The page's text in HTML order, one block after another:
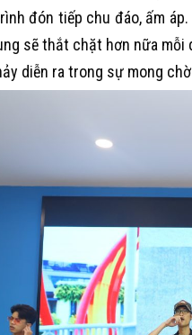
đón tiếp chu đáo, ấm
sẽ thắt chặt hơn nữa mỗi
diễn ra trong sự mong